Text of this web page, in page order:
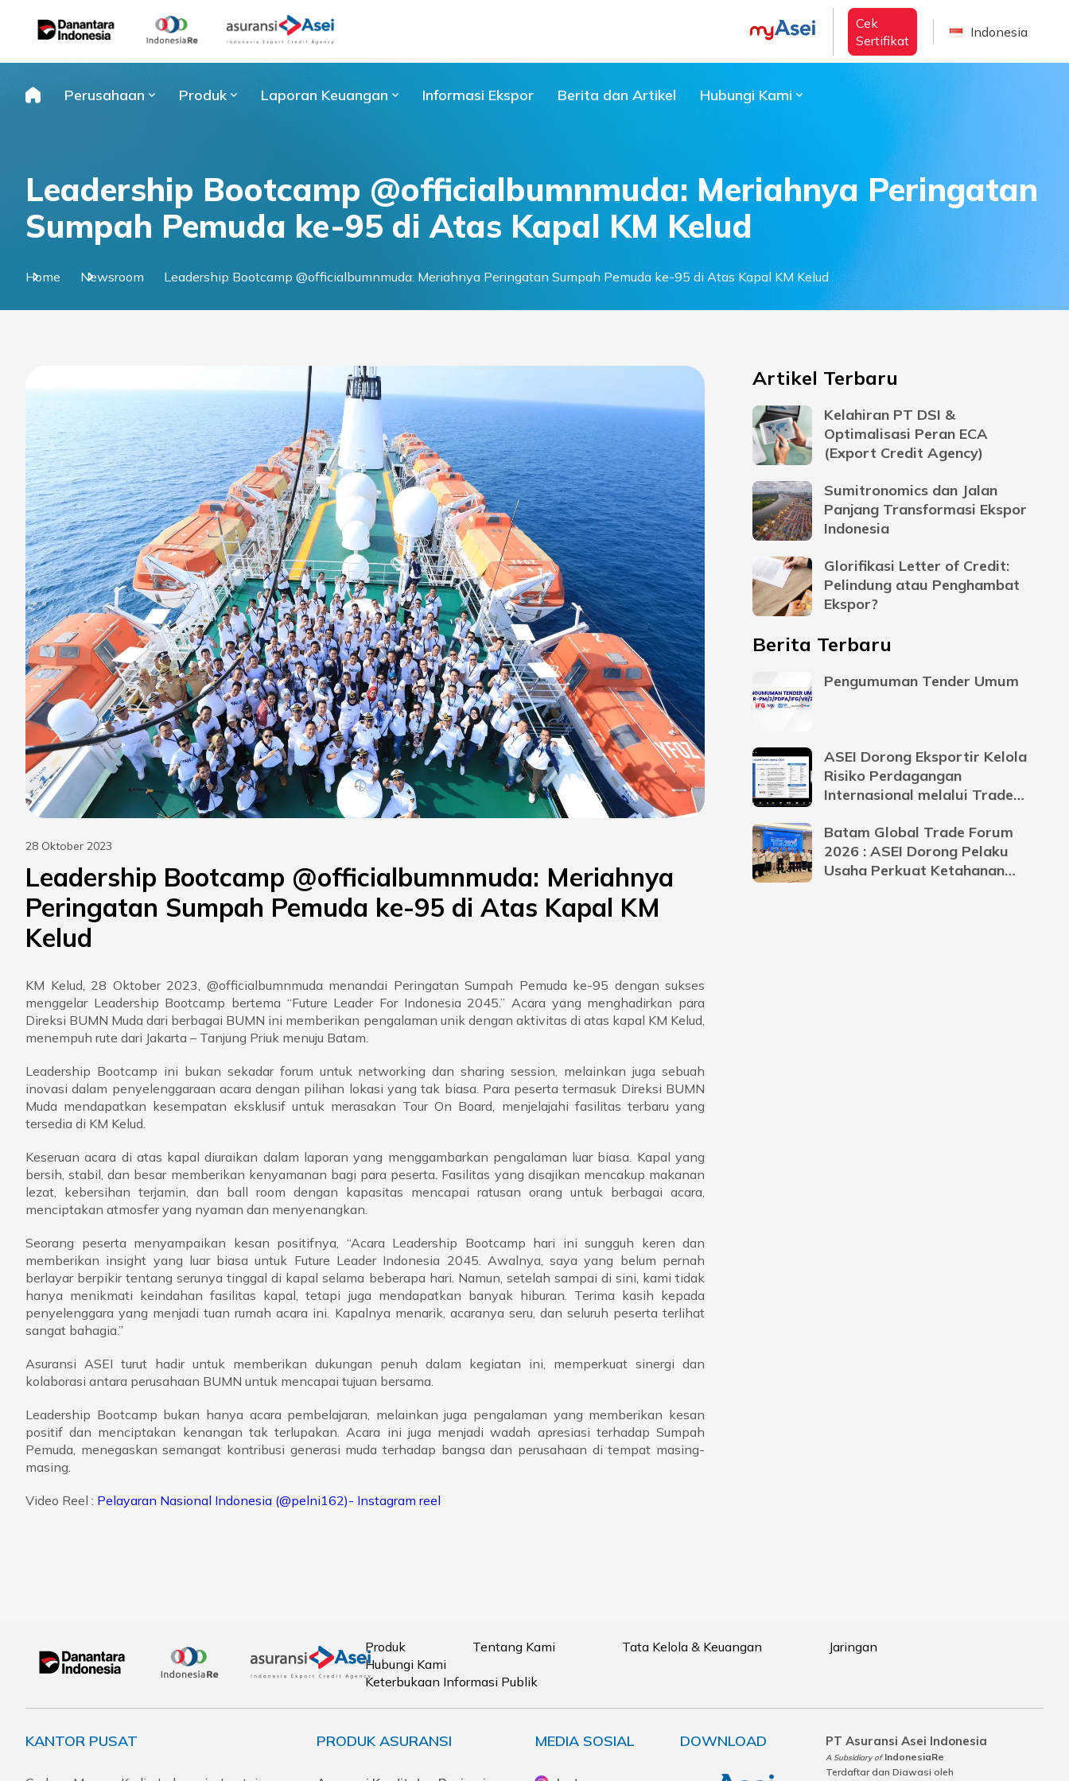
content
Cek
Sertifikat
Indonesia
Perusahaan Produk Laporan Keuangan Informasi Ekspor Berita dan Artikel Hubungi Kami
Leadership Bootcamp @officialbumnmuda: Meriahnya Peringatan
Sumpah Pemuda ke-95 di Atas Kapal KM Kelud
Home Newsroom Leadership Bootcamp @officialbumnmuda: Meriahnya Peringatan Sumpah Pemuda ke-95 di Atas Kapal KM Kelud
28 Oktober 2023
Leadership Bootcamp @officialbumnmuda: Meriahnya
Peringatan Sumpah Pemuda ke-95 di Atas Kapal KM
Kelud
KM Kelud, 28 Oktober 2023, @officialbumnmuda menandai Peringatan Sumpah Pemuda ke-95 dengan sukses
menggelar Leadership Bootcamp bertema “Future Leader For Indonesia 2045.” Acara yang menghadirkan para
Direksi BUMN Muda dari berbagai BUMN ini memberikan pengalaman unik dengan aktivitas di atas kapal KM Kelud,
menempuh rute dari Jakarta – Tanjung Priuk menuju Batam.
Leadership Bootcamp ini bukan sekadar forum untuk networking dan sharing session, melainkan juga sebuah
inovasi dalam penyelenggaraan acara dengan pilihan lokasi yang tak biasa. Para peserta termasuk Direksi BUMN
Muda mendapatkan kesempatan eksklusif untuk merasakan Tour On Board, menjelajahi fasilitas terbaru yang
tersedia di KM Kelud.
Keseruan acara di atas kapal diuraikan dalam laporan yang menggambarkan pengalaman luar biasa. Kapal yang
bersih, stabil, dan besar memberikan kenyamanan bagi para peserta. Fasilitas yang disajikan mencakup makanan
lezat, kebersihan terjamin, dan ball room dengan kapasitas mencapai ratusan orang untuk berbagai acara,
menciptakan atmosfer yang nyaman dan menyenangkan.
Seorang peserta menyampaikan kesan positifnya, “Acara Leadership Bootcamp hari ini sungguh keren dan
memberikan insight yang luar biasa untuk Future Leader Indonesia 2045. Awalnya, saya yang belum pernah
berlayar berpikir tentang serunya tinggal di kapal selama beberapa hari. Namun, setelah sampai di sini, kami tidak
hanya menikmati keindahan fasilitas kapal, tetapi juga mendapatkan banyak hiburan. Terima kasih kepada
penyelenggara yang menjadi tuan rumah acara ini. Kapalnya menarik, acaranya seru, dan seluruh peserta terlihat
sangat bahagia.”
Asuransi ASEI turut hadir untuk memberikan dukungan penuh dalam kegiatan ini, memperkuat sinergi dan
kolaborasi antara perusahaan BUMN untuk mencapai tujuan bersama.
Leadership Bootcamp bukan hanya acara pembelajaran, melainkan juga pengalaman yang memberikan kesan
positif dan menciptakan kenangan tak terlupakan. Acara ini juga menjadi wadah apresiasi terhadap Sumpah
Pemuda, menegaskan semangat kontribusi generasi muda terhadap bangsa dan perusahaan di tempat masing-
masing.
Video Reel : Pelayaran Nasional Indonesia (@pelni162)- Instagram reel
Artikel Terbaru
Kelahiran PT DSI &
Optimalisasi Peran ECA
(Export Credit Agency)
Sumitronomics dan Jalan
Panjang Transformasi Ekspor
Indonesia
Glorifikasi Letter of Credit:
Pelindung atau Penghambat
Ekspor?
Berita Terbaru
Pengumuman Tender Umum
ASEI Dorong Eksportir Kelola
Risiko Perdagangan
Internasional melalui Trade
Batam Global Trade Forum
2026 : ASEI Dorong Pelaku
Usaha Perkuat Ketahanan
Produk Tentang Kami Tata Kelola & Keuangan
Jaringan
Hubungi Kami
Keterbukaan Informasi Publik
KANTOR PUSAT PRODUK ASURANSI MEDIA SOSIAL DOWNLOAD PT Asuransi Asei Indonesia
A Subsidiary of IndonesiaRe
Terdaftar dan Diawasi oleh